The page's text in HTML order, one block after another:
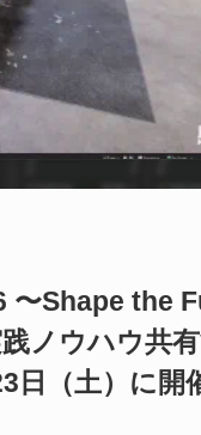
〜Shape the
ノウハウ共
（土）に開